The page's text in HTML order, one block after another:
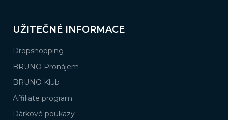
UŽITEČNÉ INFORMACE
Dropshopping
BRUNO Pronájem
BRUNO Klub
Affiliate program
Dárkové poukazy